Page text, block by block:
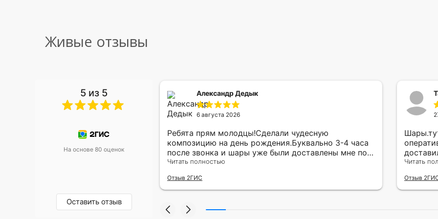
Живые отзывы
5 из 5
На основе 80 оценок
Оставить отзыв
уже два раза, отличная
Александр Дедык
6 августа 2026
Ребята прям молодцы!Сделали чудесную
композицию на день рождения.Буквально 3-4 часа
после звонка и шары уже были доставлены мне по
адресу.Качество исполнения и упаковки на 5.Жена
Читать полностью
Отзыв 2ГИС
другу в
Читать
Отзыв